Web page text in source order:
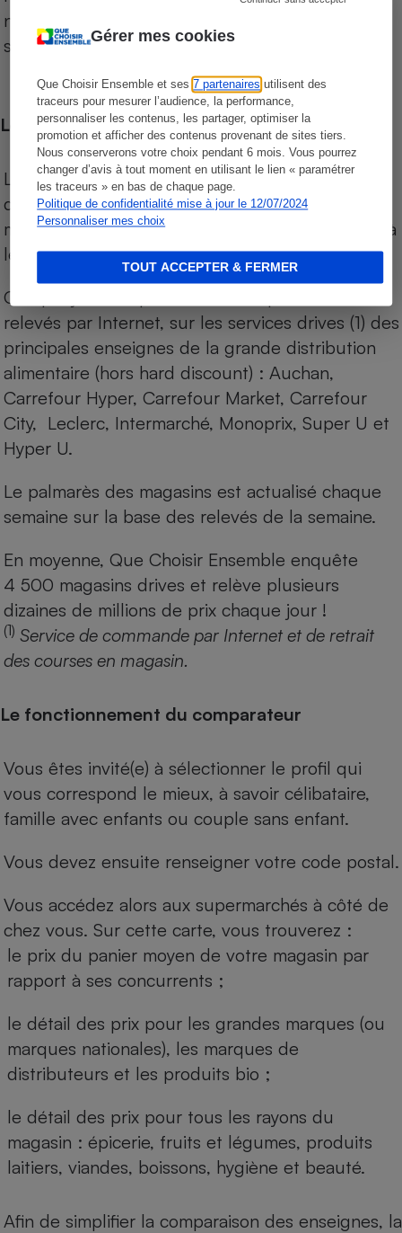
Gérer mes cookies
Que Choisir Ensemble et ses7 partenaires utilisent des
traceurs pour mesurer l’audience, la performance,
personnaliser les contenus, les partager, optimiser la
promotion et afficher des contenus provenant de sites tiers.
Nous conserverons votre choix pendant 6 mois. Vous pourrez
changer d’avis à tout moment en utilisant le lien « paramétrer
les traceurs » en bas de chaque page.
Politique de confidentialité mise à jour le 12/07/2024
Personnaliser mes choix
TOUT ACCEPTER & FERMER
niveau de prix des supermarchés, géolocalisés
sur le territoire français.
Les comparaisons de prix
Les comparaisons sont réalisées sur l’ensemble
des produits des magasins. Les produits de
marques de distributeurs (MDD) sont comparés à
leurs équivalents chez leurs concurrents.
Chaque jour, les prix de tous les produits sont
relevés par Internet, sur les services drives (1) des
principales enseignes de la grande distribution
alimentaire (hors hard discount) : Auchan,
Carrefour Hyper, Carrefour Market, Carrefour
City, Leclerc, Intermarché, Monoprix, Super U et
Hyper U.
Le palmarès des magasins est actualisé chaque
semaine sur la base des relevés de la semaine.
En moyenne, Que Choisir Ensemble enquête
4 500 magasins drives et relève plusieurs
dizaines de millions de prix chaque jour !
(1) Service de commande par Internet et de retrait
des courses en magasin.
Le fonctionnement du comparateur
Vous êtes invité(e) à sélectionner le profil qui
vous correspond le mieux, à savoir célibataire,
famille avec enfants ou couple sans enfant.
Vous devez ensuite renseigner votre code postal.
Vous accédez alors aux supermarchés à côté de
chez vous. Sur cette carte, vous trouverez :
le prix du panier moyen de votre magasin par
rapport à ses concurrents ;
le détail des prix pour les grandes marques (ou
marques nationales), les marques de
distributeurs et les produits bio ;
le détail des prix pour tous les rayons du
magasin : épicerie, fruits et légumes, produits
laitiers, viandes, boissons, hygiène et beauté.
Afin de simplifier la comparaison des enseignes, la